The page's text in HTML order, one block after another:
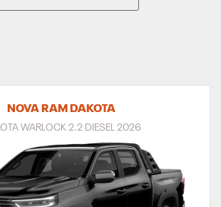
NOVA RAM DAKOTA
WARLOCK 2.2 DIESEL 2026